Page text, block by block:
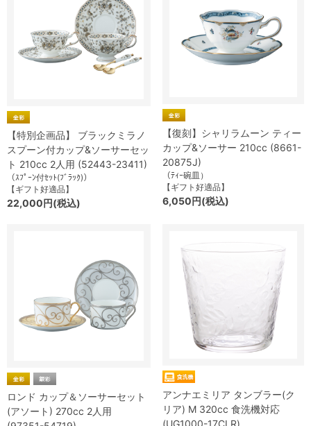
【特別企画品】 ブラックミラノ
スプーン付カップ&ソーサーセッ
ト 210cc 2人用 (52443-23411)
（ｽﾌﾟｰﾝ付ｾｯﾄ(ﾌﾞﾗｯｸ)）
【ギフト好適品】
22,000円(税込)
【復刻】シャリラムーン ティー
カップ&ソーサー 210cc (8661-
20875J)
（ﾃｨｰ碗皿）
【ギフト好適品】
6,050円(税込)
ロンド カップ＆ソーサーセット
(アソート) 270cc 2人用
アンナエミリア タンブラー(ク
リア) M 320cc 食洗機対応